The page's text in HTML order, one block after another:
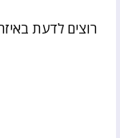
רוצים לדעת